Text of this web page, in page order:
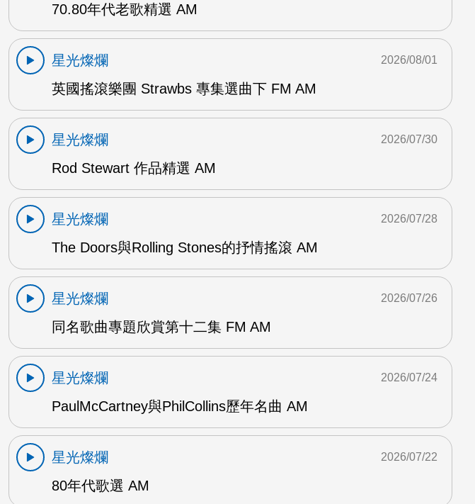
70.80年代老歌精選 AM
星光燦爛
英國搖滾樂團 Strawbs 專集選曲下 FM AM
2026/08/01
星光燦爛
Rod Stewart 作品精選 AM
2026/07/30
星光燦爛
The Doors與Rolling Stones的抒情搖滾 AM
2026/07/28
星光燦爛
同名歌曲專題欣賞第十二集 FM AM
2026/07/26
星光燦爛
PaulMcCartney與PhilCollins歷年名曲 AM
2026/07/24
星光燦爛
80年代歌選 AM
2026/07/22